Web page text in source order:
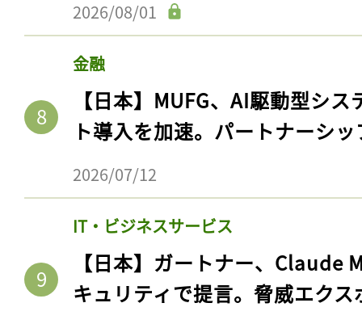
2026/08/01
金融
【日本】MUFG、AI駆動型シ
ト導入を加速。パートナーシ
2026/07/12
IT・ビジネスサービス
【日本】ガートナー、Claude
キュリティで提言。脅威エク